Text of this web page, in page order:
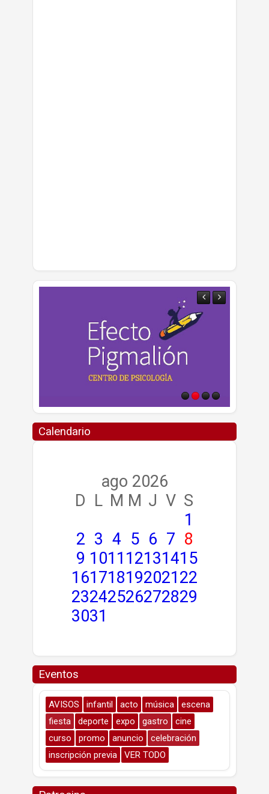
Calendario
ago 2026
D L M M J V S
1
2 3 4 5 6 7 8
9 1011 12131415
16171819202122
23242526272829
3031
Eventos
AVISOS infantil acto música
escena
fiesta
deporte expo gastro
cine
curso
promo anuncio
celebración
inscripción previa
VER TODO